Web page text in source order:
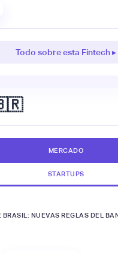
Todo sobre esta Fintech ▸
MERCADO
STARTUPS
BRASIL: NUEVAS REGLAS DEL